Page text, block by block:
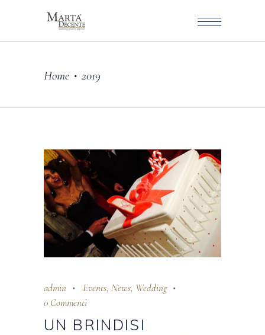
Home • 2019
admin Events, News, Wedding
0 Commenti
UN BRINDISI